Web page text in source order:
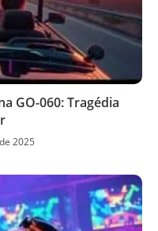
GO-060: Tragédia
2025